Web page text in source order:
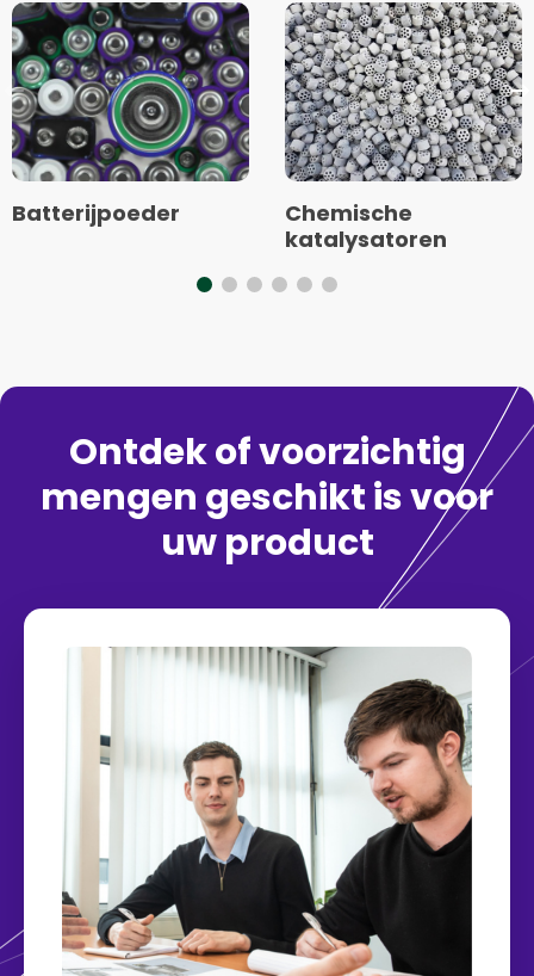
Batterijpoeder
Lees
meer
over
Batterijpoeder
Chemische
katalysatoren
Lees
meer
over
Chemische
katalysatoren
Vorige
slide
Ontdek of voorzichtig
mengen geschikt is voor
uw product